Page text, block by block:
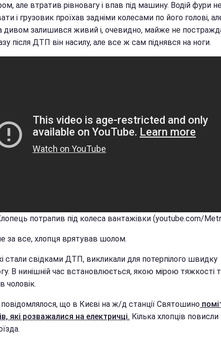
але втратив рівновагу і впав під машину. Водій фури
і грузовик проїхав задніми колесами по його голові,
дивом залишився живий і, очевидно, майже не
після ДТП він насилу, але все ж сам піднявся на ноги.
потрапив під колеса вантажівки (youtube.com/
за все, хлопця врятував шолом.
стали свідками ДТП, викликали для потерпілого швидку
В нинішній час встановлюється, якою мірою тяжкості
чоловік.
що в Києві на ж/д станції Святошино
які розважалися на електричці. Кілька хлопців повисли